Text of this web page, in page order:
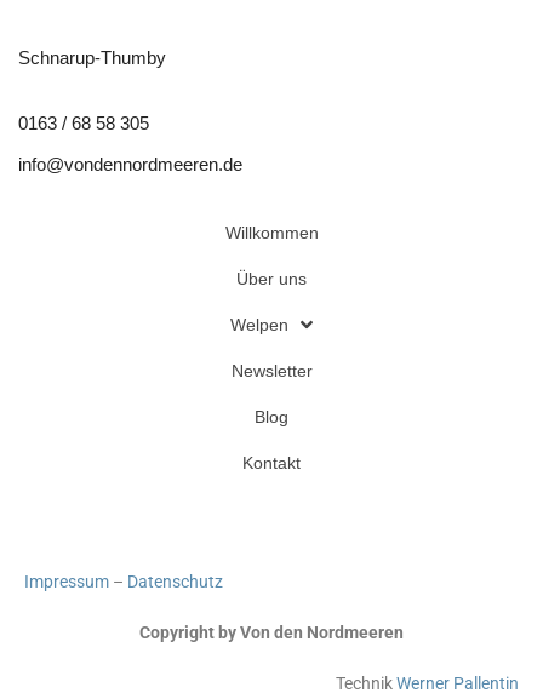
Willkommen
Über uns
Welpen
Newsletter
Blog
Kontakt
Schnarup-Thumby
0163 / 68 58 305
info@vondennordmeeren.de
Impressum – Datenschutz
Copyright by Von den Nordmeeren
TechnikWerner Pallentin